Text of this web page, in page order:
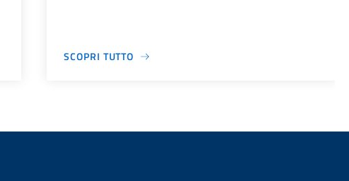
SCOPRI TUTTO